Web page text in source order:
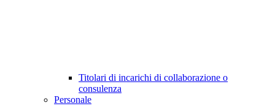
Titolari di incarichi di collaborazione o
consulenza
Personale